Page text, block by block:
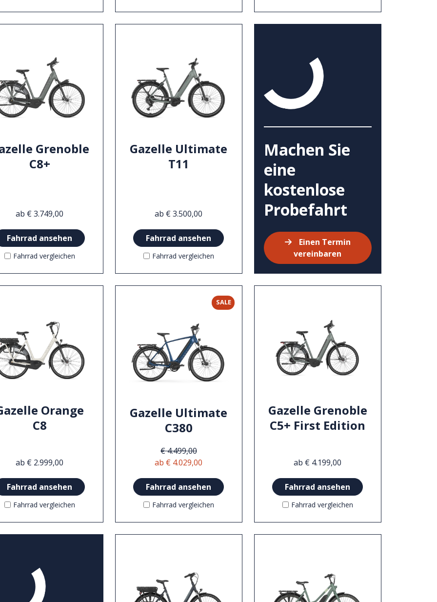
Grenoble
C8+
ab € 3.749,00
Fahrrad ansehen
Fahrrad vergleichen
Gazelle Ultimate
T11
ab € 3.500,00
Fahrrad ansehen
Fahrrad vergleichen
Machen Sie
eine
kostenlose
Probefahrt
Einen Termin
vereinbaren
Orange
C8
ab € 2.999,00
Fahrrad ansehen
Fahrrad vergleichen
SALE
Gazelle Ultimate
C380
€ 4.499,00
ab € 4.029,00
Fahrrad ansehen
Fahrrad vergleichen
Gazelle Grenoble
C5+ First Edition
ab € 4.199,00
Fahrrad ansehen
Fahrrad vergleichen